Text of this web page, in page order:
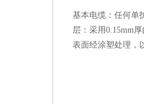
基本电缆：任何单
层：采用0.15mm
表面经涂塑处理，